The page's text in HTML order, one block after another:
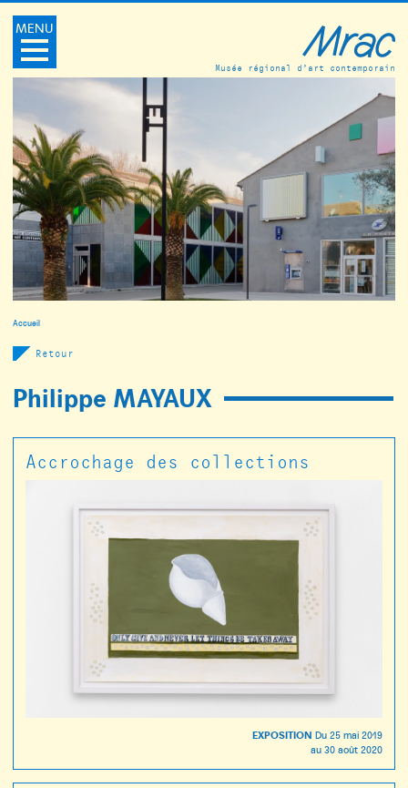
MENU
Musée régional d’art contemporain
Accueil
Retour
Philippe MAYAUX
Accrochage des collections
EXPOSITION Du 25 mai 2019
au 30 août 2020